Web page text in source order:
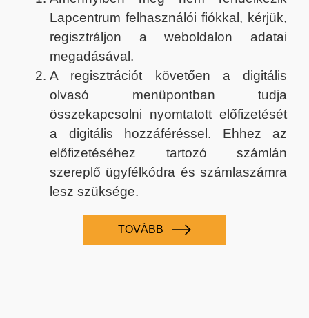
Lapcentrum felhasználói fiókkal, kérjük,
regisztráljon a weboldalon adatai
megadásával.
A regisztrációt követően a digitális
olvasó menüpontban tudja
összekapcsolni nyomtatott előfizetését
a digitális hozzáféréssel. Ehhez az
előfizetéséhez tartozó számlán
szereplő ügyfélkódra és számlaszámra
lesz szüksége.
TOVÁBB